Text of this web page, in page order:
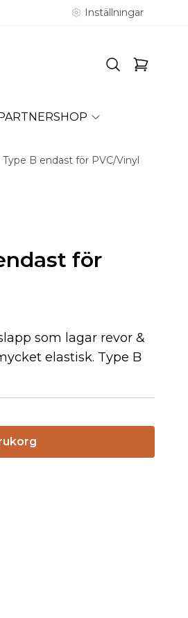
Inställningar
B endast för PVC/Vinyl
för
som lagar revor &
elastisk. Type B